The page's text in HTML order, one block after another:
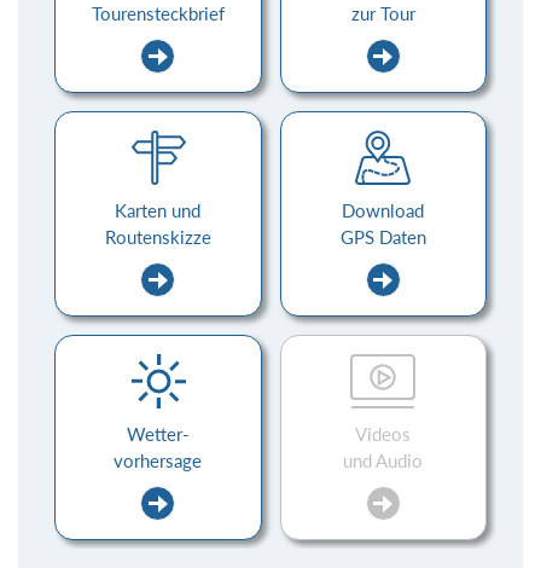
Tourensteckbrief
zur Tour
Karten und
Routenskizze
Download
GPS Daten
Wetter-
vorhersage
Videos
und Audio